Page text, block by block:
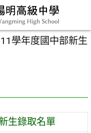
學年度國中部新生
生錄取名單